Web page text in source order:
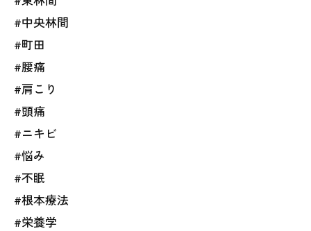
#中央林間
#町田
#腰痛
#肩こり
#頭痛
#ニキビ
#悩み
#不眠
#根本療法
#栄養学